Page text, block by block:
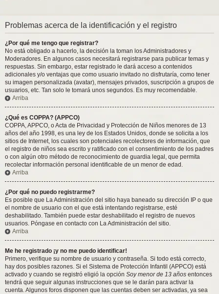
Problemas acerca de la identificación y el registro
¿Por qué me tengo que registrar?
No está obligado a hacerlo, la decisión la toman los Administradores y
Moderadores. En algunos casos necesitará registrarse para publicar temas y
respuestas. Sin embargo, estar registrado le dará acceso a contenidos
adicionales y/o ventajas que como usuario invitado no disfrutaría, como tener
su imagen personalizada (avatar), mensajes privados, suscripción a grupos de
usuarios, etc. Tan solo le tomará unos segundos. Es muy recomendable.
Arriba
¿Qué es COPPA? (APPCO)
COPPA, APPCO, o Acta de Privacidad y Protección de Niños menores de 13
años del año 1998, es una ley de los Estados Unidos, donde se solicita a los
sitios de Internet, los cuales son potenciales recolectores de información, que
el registro de niños sea escrito y ratificado con el consentimiento de los padres
o con algún otro método de reconocimiento de guardia legal, que permita
recolectar información personal identificable de un menor de edad.
Arriba
¿Por qué no puedo registrarme?
Es posible que La Administración del sitio haya baneado su dirección IP o que
el nombre de usuario con el que está intentando registrarse, esté
deshabilitado. También puede estar deshabilitado el registro de nuevos
usuarios. Póngase en contacto con La Administración del sitio.
Arriba
Me he registrado ¡y no me puedo identificar!
Primero, verifique su nombre de usuario y contraseña. Si todo está correcto,
hay dos posibles razones. Si el Sistema de Protección Infantil (APPCO) está
activado y cuando se registró eligió la opción Soy menor de 13 años entonces
tendrá que seguir algunas instrucciones que se le darán para activar la
cuenta. Algunos foros disponen que las cuentas deben ser activadas, ya sea